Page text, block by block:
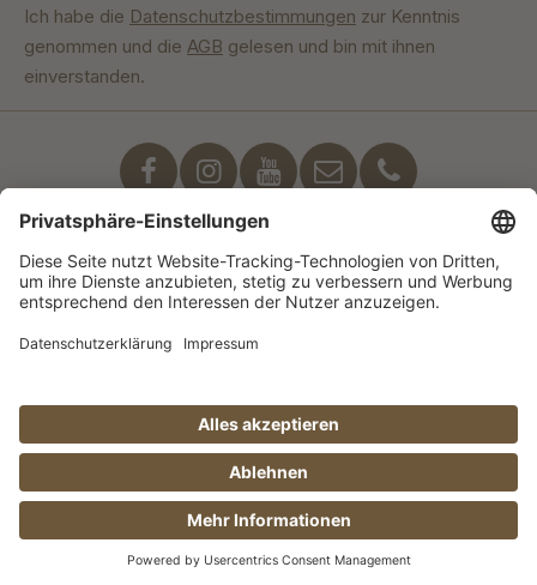
Ich habe die Datenschutzbestimmungen zur Kenntnis
genommen und die AGB gelesen und bin mit ihnen
einverstanden.
Unser Engagement
© Manufaktur Jörg Geiger GmbH 2026 |
* Preise inkl. MwSt. zzgl. Versandkosten